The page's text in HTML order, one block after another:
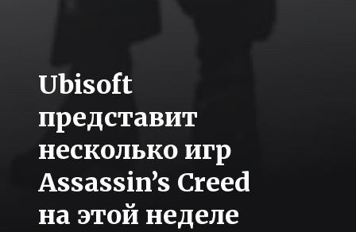
Ubisoft
представит
несколько игр
Assassin’s Creed
на этой неделе